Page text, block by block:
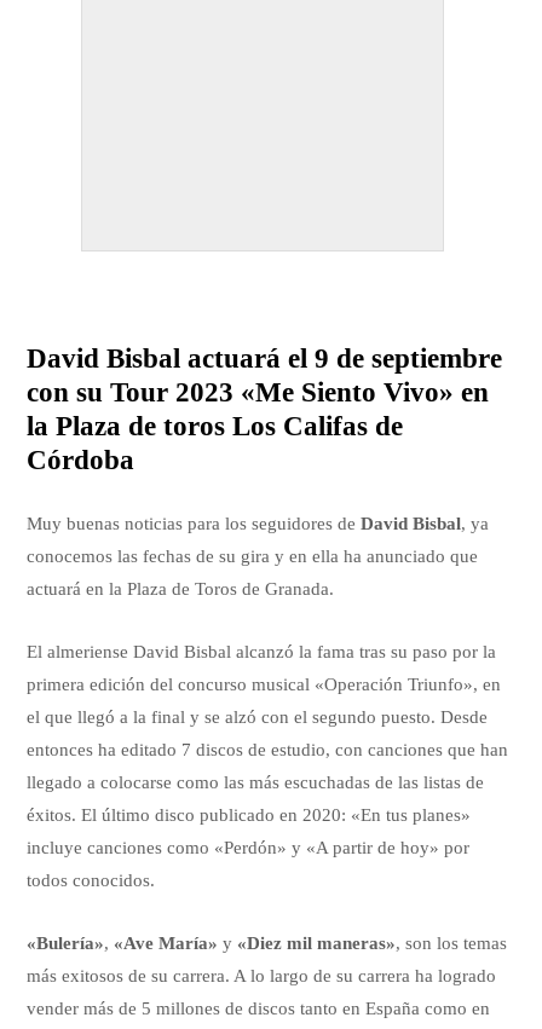
David Bisbal actuará el 9 de septiembre
con su Tour 2023 «Me Siento Vivo» en
la Plaza de toros Los Califas de
Córdoba
Muy buenas noticias para los seguidores deDavid Bisbal, ya
conocemos las fechas de su gira y en ella ha anunciado que
actuará en la Plaza de Toros de Granada.
El almeriense David Bisbal alcanzó la fama tras su paso por la
primera edición del concurso musical «Operación Triunfo», en
el que llegó a la final y se alzó con el segundo puesto. Desde
entonces ha editado 7 discos de estudio, con canciones que han
llegado a colocarse como las más escuchadas de las listas de
éxitos. El último disco publicado en 2020: «En tus planes»
incluye canciones como «Perdón» y «A partir de hoy» por
todos conocidos.
«Bulería», «Ave María» y «Diez mil maneras», son los temas
más exitosos de su carrera. A lo largo de su carrera ha logrado
vender más de 5 millones de discos tanto en España como en